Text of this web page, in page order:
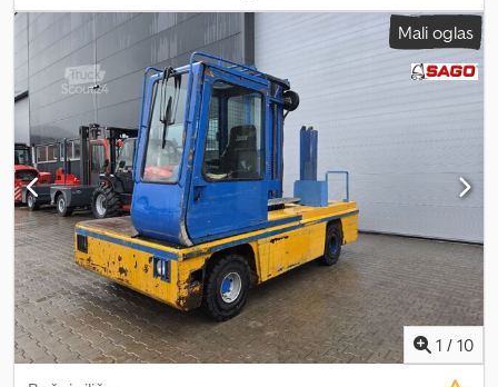
capacity: 5,000 kg Cjdotwiaaspfx Ag Djrf Condition: Lift cylinders
tend to lose pressure slightly, otherwise in very good condition
and ready for operation.
Mali oglas
1 / 10